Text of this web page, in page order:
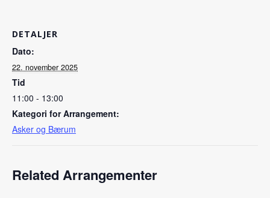
DETALJER
Dato:
22. november 2025
Tid
11:00 - 13:00
Kategori for Arrangement:
Asker og Bærum
Related Arrangementer